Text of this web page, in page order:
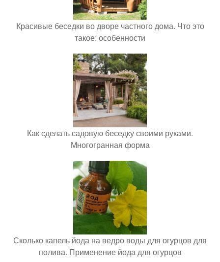
Красивые беседки во дворе частного дома. Что это
такое: особенности
Как сделать садовую беседку своими руками.
Многогранная форма
Сколько капель йода на ведро воды для огурцов для
полива. Применение йода для огурцов